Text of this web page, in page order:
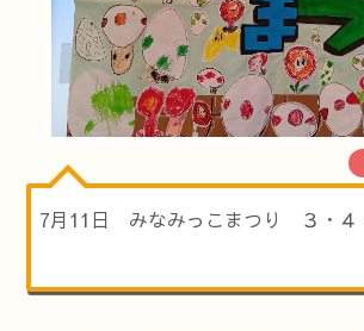
7月11日 みなみっこまつり ３・４